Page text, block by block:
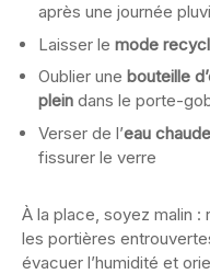
après une journée
Laisser le mode
Oublier une bouteille
plein dans le porte-
Verser de l’eau
fissurer le verre
À la place, soyez malin
les portières
évacuer l’humidité et